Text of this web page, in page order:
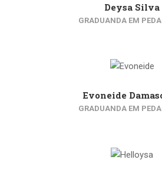
Deysa Silva
GRADUANDA EM
Evoneide
GRADUANDA EM